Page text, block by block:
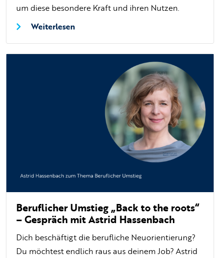
um diese besondere Kraft und ihren Nutzen.
Weiterlesen
Beruflicher Umstieg „Back to the roots“
– Gespräch mit Astrid Hassenbach
Dich beschäftigt die berufliche Neuorientierung?
Du möchtest endlich raus aus deinem Job? Astrid